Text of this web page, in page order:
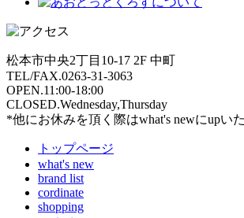
松本市中央2丁目10-17 2F 中町
TEL/FAX.0263-31-3063
OPEN.11:00-18:00
CLOSED.Wednesday,Thursday
*他にお休みを頂く際はwhat's newにupい
トップページ
what's new
brand list
cordinate
shopping